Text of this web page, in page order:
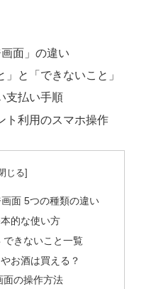
面」の違い
と「できないこと」
支払い手順
ト利用のスマホ操作
面 5つの種類の違い
的な使い方
できないこと一覧
お酒は買える？
面の操作方法